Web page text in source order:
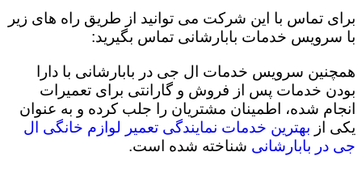
برای تماس با این شرکت می توانید از طریق راه های زیر
با سرویس خدمات بابارشانی تماس بگیرید:
همچنین سرویس خدمات ال جی در بابارشانی با دارا
بودن خدمات پس از فروش و گارانتی برای تعمیرات
انجام شده، اطمینان مشتریان را جلب کرده و به عنوان
یکی از بهترین خدمات نمایندگی تعمیر لوازم خانگی ال
جی در بابارشانی شناخته شده است.